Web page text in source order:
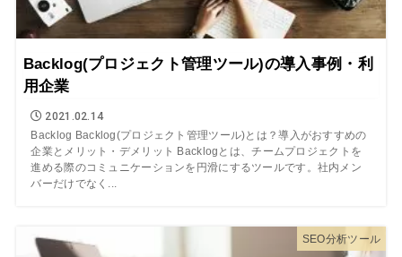
Backlog(プロジェクト管理ツール)の導入事例・利
用企業
2021.02.14
Backlog Backlog(プロジェクト管理ツール)とは？導入がおすすめの
企業とメリット・デメリット Backlogとは、チームプロジェクトを
進める際のコミュニケーションを円滑にするツールです。社内メン
バーだけでなく...
SEO分析ツール